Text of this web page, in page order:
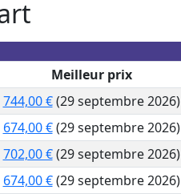
Meilleur prix
744,00 €(29 septembre 2026)
674,00 €(29 septembre 2026)
702,00 €(29 septembre 2026)
674,00 €(29 septembre 2026)